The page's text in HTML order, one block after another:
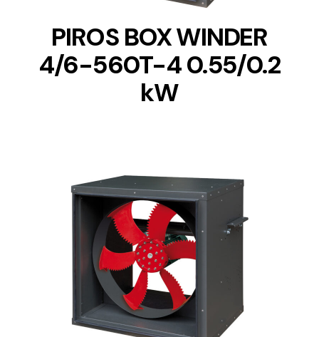
PIROS BOX WINDER
4/6-560T-4 0.55/0.2
kW
DETAILS